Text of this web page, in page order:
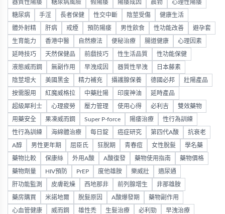
器質性陽痿 糖尿病風險 假陽痿 陽痿成因 晨勃 心理性陽痿
糖尿病 手淫 長者保健 性交中斷 陰莖受傷 健康生活
體外射精 肝病 戒煙 預防陽痿 男性飲食 性功能改善 避孕套
生育能力 香港中醫 自然療法 便秘治療 腸道健康 心理因素
延時技巧 天然保健品 前戲技巧 性生活品質 性功能保健
液態威而鋼 無副作用 早洩成因 器質性早洩 日本藤素
陰莖增大 美國黑金 精力補充 攝護腺保養 德國必邦 壯陽產品
按需服用 紅魔威格拉 中藥壯陽 印度神油 延時產品
超級犀利士 心理疲勞 壓力管理 使用心得 必利吉 雙效藥物
用藥安全 果凍威而鋼 Super P-force 陽痿治療 性行為訓練
性行為訓練 海綿體治療 每日錠 癌症研究 第四代A酸 抗衰老
A醇 男性更年期 屈臣氏 狂脫期 青春痘 女性脫髮 學名藥
藥物比較 保康絲 外用A酸 A酸復發 藥物使用指南 藥物價格
藥物劑量 HIV預防 PrEP 度他雄胺 樂威壯 適尿通
肝功能監測 皮膚乾燥 西地那非 前列腺增生 非那雄胺
藥房購買 米諾地爾 脫髮原因 A酸爆發期 藥物副作用
心血管健康 威而鋼 雄性禿 生髮治療 必利勁 早洩治療